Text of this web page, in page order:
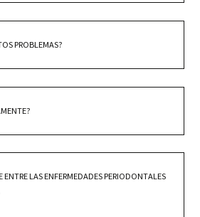
PROBLEMAS?
ENTRE LAS ENFERMEDADES PERIODONTALES